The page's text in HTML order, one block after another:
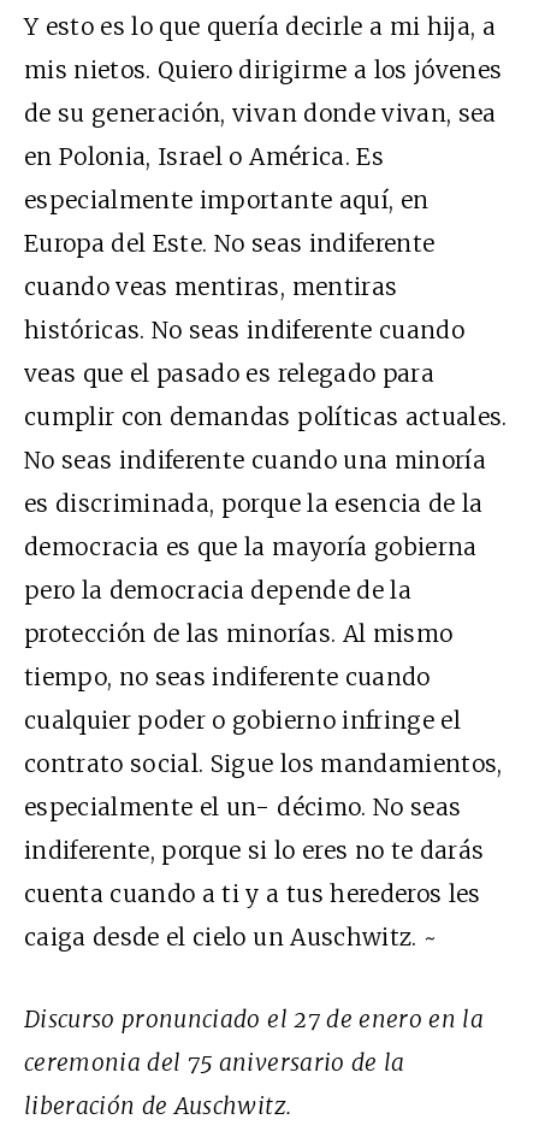
Y esto es lo que quería decirle a mi hija, a
mis nietos. Quiero dirigirme a los jóvenes
de su generación, vivan donde vivan, sea
en Polonia, Israel o América. Es
especialmente importante aquí, en
Europa del Este. No seas indiferente
cuando veas mentiras, mentiras
históricas. No seas indiferente cuando
veas que el pasado es relegado para
cumplir con demandas políticas actuales.
No seas indiferente cuando una minoría
es discriminada, porque la esencia de la
democracia es que la mayoría gobierna
pero la democracia depende de la
protección de las minorías. Al mismo
tiempo, no seas indiferente cuando
cualquier poder o gobierno infringe el
contrato social. Sigue los mandamientos,
especialmente el un- décimo. No seas
indiferente, porque si lo eres no te darás
cuenta cuando a ti y a tus herederos les
caiga desde el cielo un Auschwitz. ~
Discurso pronunciado el 27 de enero en la
ceremonia del 75 aniversario de la
liberación de Auschwitz.